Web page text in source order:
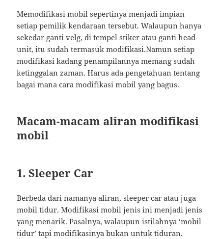
Memodifikasi mobil sepertinya menjadi impian
setiap pemilik kendaraan tersebut. Walaupun hanya
sekedar ganti velg, di tempel stiker atau ganti head
unit, itu sudah termasuk modifikasi.Namun setiap
modifikasi kadang penampilannya memang sudah
ketinggalan zaman. Harus ada pengetahuan tentang
bagai mana cara modifikasi mobil yang bagus.
Macam-macam aliran modifikasi
mobil
1. Sleeper Car
Berbeda dari namanya aliran, sleeper car atau juga
mobil tidur. Modifikasi mobil jenis ini menjadi jenis
yang menarik. Pasalnya, walaupun istilahnya ‘mobil
tidur’ tapi modifikasinya bukan untuk tiduran.